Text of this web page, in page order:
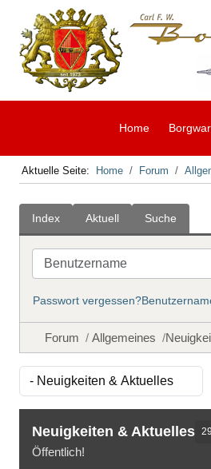
Home
Aktuelle Seite: Home Forum
Index Aktuell Suche
Benutzername
Passwort vergessen?
Forum Allgemeines
Neuigkeiten & Aktuelles
Öffentlich!